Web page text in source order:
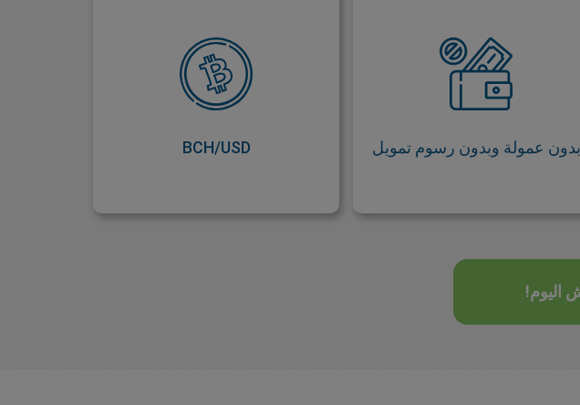
بدون عمولة وبدون رسوم تمويل
لا تحتاج إلى محفظة أو بورصة أو
لدفع رسوم إضافية عند التداول
مع إيزي ماركتس. إنه أمر بديهي
BCH/USD
تداول بيتكوين كاش في زوج
عملات لمساعدتك على تحسين
موقعك في سوق سريع الحركة.
اليوم!